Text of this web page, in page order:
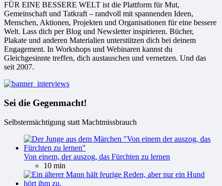
FÜR EINE BESSERE WELT ist die Plattform für Mut,
Gemeinschaft und Tatkraft – randvoll mit spannenden Ideen,
Menschen, Aktionen, Projekten und Organisationen für eine bessere
Welt. Lass dich per Blog und Newsletter inspirieren. Bücher,
Plakate und anderen Materialien unterstützen dich bei deinem
Engagement. In Workshops und Webinaren kannst du
Gleichgesinnte treffen, dich austauschen und vernetzen. Und das
seit 2007.
Sei die Gegenmacht!
Selbstermächtigung statt Machtmissbrauch
Von einem, der auszog, das Fürchten zu lernen
10 min